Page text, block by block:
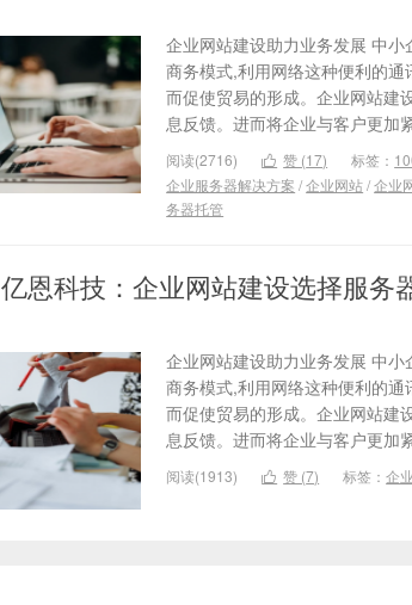
企业网站建设助力业务发展 中
商务模式,利用网络这种便利的
而促使贸易的形成。企业网站建
息反馈。进而将企业与客户更加
阅读(2716)  赞 (17) 标签：
企业服务器解决方案 /企业网站/企业
务器托管
亿恩科技：企业网站建设选择服务
企业网站建设助力业务发展 中
商务模式,利用网络这种便利的
而促使贸易的形成。企业网站建
息反馈。进而将企业与客户更加
阅读(1913)  赞 (7) 标签：企